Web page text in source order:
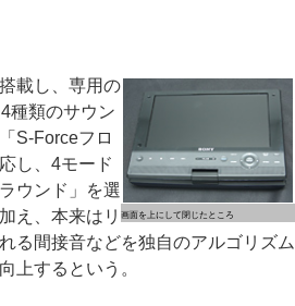
画面を上にして閉じたところ
載し、専用の
種類のサウン
S-Forceフロ
し、4モード
ウンド」を選
え、本来はリ
る間接音などを独自のアルゴリズム
上するという。